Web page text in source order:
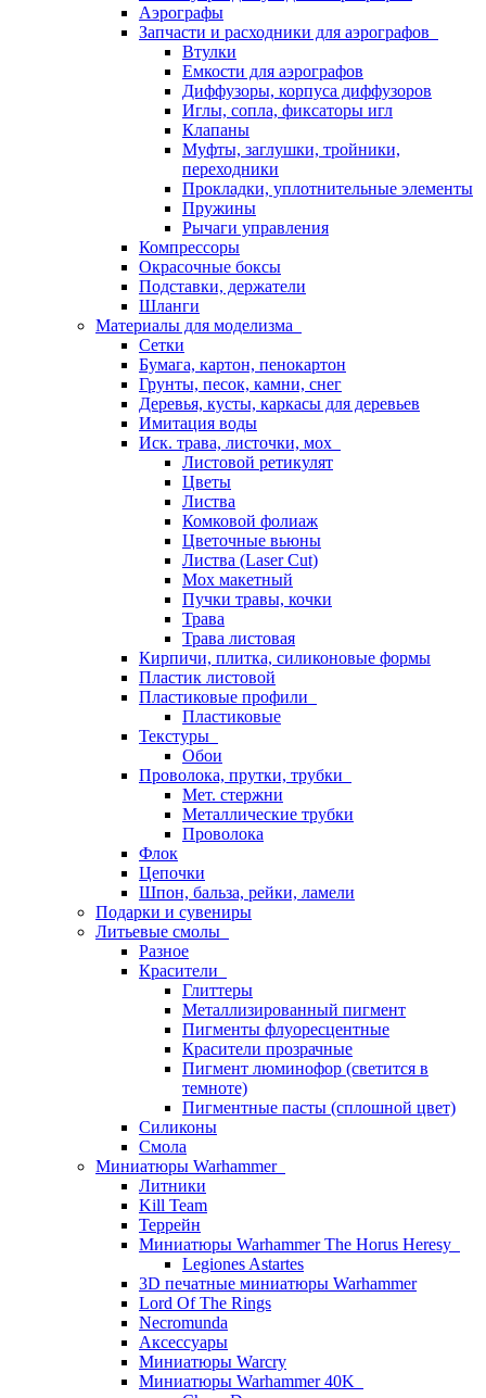
Аэрографы
Запчасти и расходники для аэрографов
Втулки
Емкости для аэрографов
Диффузоры, корпуса диффузоров
Иглы, сопла, фиксаторы игл
Клапаны
Муфты, заглушки, тройники,
переходники
Прокладки, уплотнительные элементы
Пружины
Рычаги управления
Компрессоры
Окрасочные боксы
Подставки, держатели
Шланги
Материалы для моделизма
Сетки
Бумага, картон, пенокартон
Грунты, песок, камни, снег
Деревья, кусты, каркасы для деревьев
Имитация воды
Иск. трава, листочки, мох
Листовой ретикулят
Цветы
Листва
Комковой фолиаж
Цветочные вьюны
Листва (Laser Cut)
Мох макетный
Пучки травы, кочки
Трава
Трава листовая
Кирпичи, плитка, силиконовые формы
Пластик листовой
Пластиковые профили
Пластиковые
Текстуры
Обои
Проволока, прутки, трубки
Мет. стержни
Металлические трубки
Проволока
Флок
Цепочки
Шпон, бальза, рейки, ламели
Подарки и сувениры
Литьевые смолы
Разное
Красители
Глиттеры
Металлизированный пигмент
Пигменты флуоресцентные
Красители прозрачные
Пигмент люминофор (светится в
темноте)
Пигментные пасты (сплошной цвет)
Силиконы
Смола
Миниатюры Warhammer
Литники
Kill Team
Террейн
Миниатюры Warhammer The Horus Heresy
Legiones Astartes
3D печатные миниатюры Warhammer
Lord Of The Rings
Necromunda
Аксессуары
Миниатюры Warcry
Миниатюры Warhammer 40K